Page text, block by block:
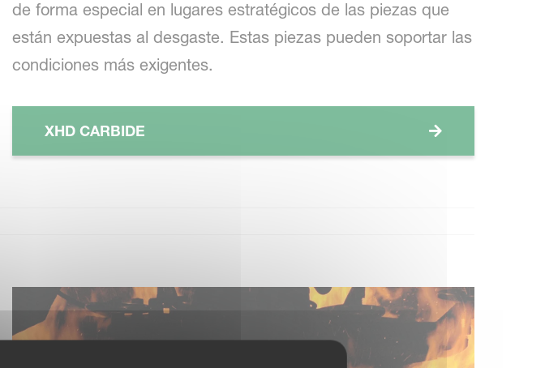
de forma especial en lugares estratégicos de las piezas que
están expuestas al desgaste. Estas piezas pueden soportar las
condiciones más exigentes.
XHD CARBIDE